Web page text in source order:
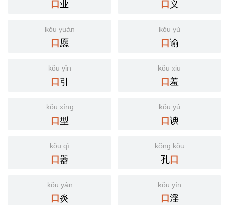
口业 口义
kǒu yuàn
口愿
kǒu yù
口谕
kǒu yǐn
口引
kǒu xiū
口羞
kǒu xíng
口型
kǒu yú
口谀
kǒu qì
口器
kǒng kǒu
孔口
kǒu yán
口炎
kǒu yín
口淫